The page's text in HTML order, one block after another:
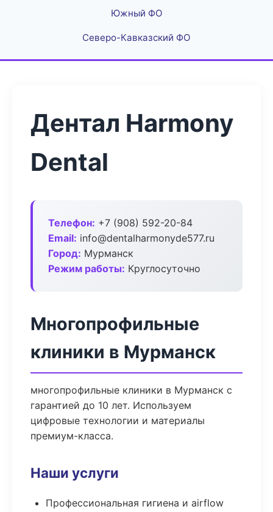
Южный ФО
Северо-Кавказский ФО
Дентал Harmony
Dental
Телефон: +7 (908) 592-20-84
Email: info@dentalharmonyde577.ru
Город: Мурманск
Режим работы: Круглосуточно
Многопрофильные
клиники в Мурманск
многопрофильные клиники в Мурманск с
гарантией до 10 лет. Используем
цифровые технологии и материалы
премиум-класса.
Наши услуги
Профессиональная гигиена и airflow